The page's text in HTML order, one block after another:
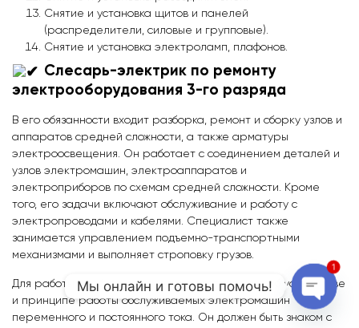
Снятие и установка щитов и панелей
(распределители, силовые и групповые).
Снятие и установка электроламп, плафонов.
Слесарь-электрик по ремонту
электрооборудования 3-го разряда
В его обязанности входит разборка, ремонт и сборку узлов и
аппаратов средней сложности, а также арматуры
электроосвещения. Он работает с соединением деталей и
узлов электромашин, электроаппаратов и
электроприборов по схемам средней сложности. Кроме
того, его задачи включают обслуживание и работу с
электропроводами и кабелями. Специалист также
занимается управлением подъемно-транспортными
механизмами и выполняет строповку грузов.
Для работы необходимо иметь представление об устройстве
и принципе работы обслуживаемых электромашин
переменного и постоянного тока. Он должен быть знаком с
Мы онлайн и готовы помочь!
Open
1